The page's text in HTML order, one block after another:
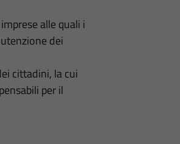
alle quali i
dei
cittadini, la cui
per il